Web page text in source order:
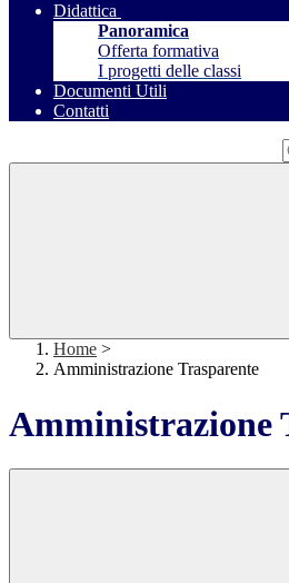
Didattica
Panoramica
Offerta formativa
I progetti delle classi
Documenti Utili
Contatti
Home >
Amministrazione Trasparente
Amministrazione